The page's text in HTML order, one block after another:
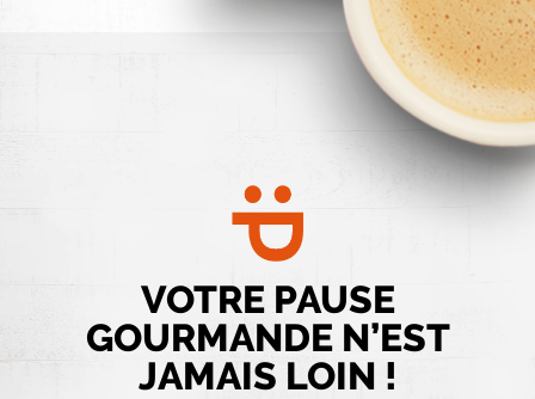
VOTRE PAUSE
GOURMANDE N’EST
JAMAIS LOIN !